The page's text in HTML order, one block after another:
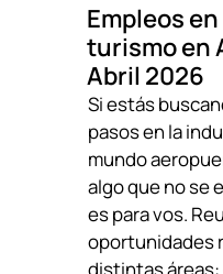
Empleos
turismo en
Abril 2026
Si estás
pasos en la
mundo
algo que no se
es para vos.
oportunidades
distintas